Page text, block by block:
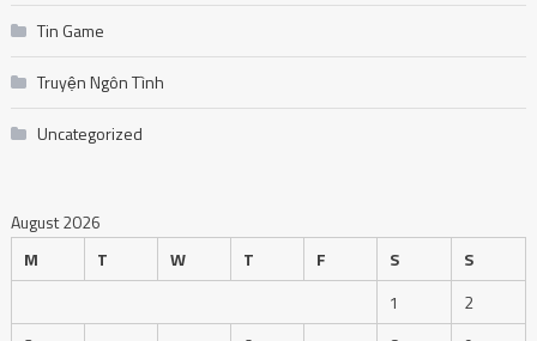
Tin Game
Truyện Ngôn Tình
Uncategorized
August 2026
M
T W T F S
S
1
2